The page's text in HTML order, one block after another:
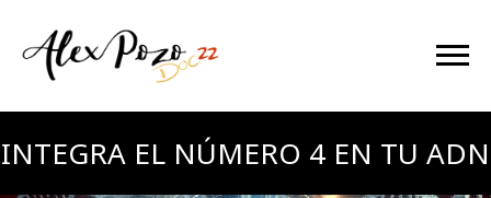
INTEGRA EL NÚMERO 4 EN TU ADN